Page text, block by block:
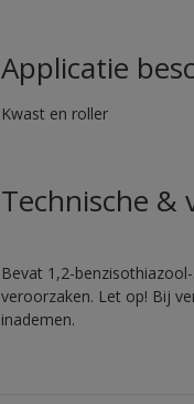
Applicatie
Kwast en roller
Technische &
Bevat 1,2-
veroorzaken. Let op! Bij
inademen.